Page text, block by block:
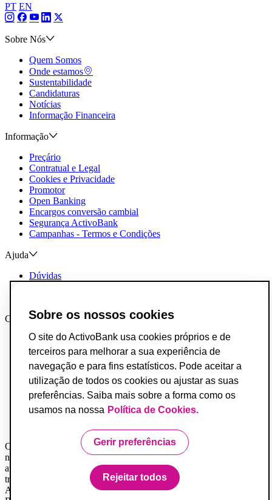
PT EN
Sobre Nós
Quem Somos
Onde estamos
Sustentabilidade
Candidaturas
Notícias
Informação Financeira
Informação
Preçário
Contratual e Legal
Cookies e Privacidade
Promotor
Open Banking
Encargos conversão cambial
Segurança ActivoBank
Campanhas - Termos e Condições
Ajuda
Dúvidas
Canais AB
App ActivoBank
App ActivoTrader
Metaverso
Incumprimento de Contratos de Crédito
Fundo de Garantia de Depósitos
Resolução Alternativa de Conflitos do Consumo
Livro de Reclamações
O Banco ActivoBank, S.A. é um intermediário financeiro registado
na Comissão do Mercado de Valores Mobiliários e encontra-se
autorizado a prestar os serviços de investimento de receção e
transmissão de ordens por conta de outrem.
ActivoBank e ActivoBank Simplifica são marcas detidas pelo
Sobre os nossos cookies
O site do ActivoBank usa cookies próprios e de
terceiros para melhorar a sua experiência de
navegação e para fins estatísticos. Pode aceitar a
utilização de todos os cookies ou ajustar as suas
preferências. Saiba mais sobre a forma como os
usamos na nossa Política de Cookies.
Gerir preferências
Rejeitar todos